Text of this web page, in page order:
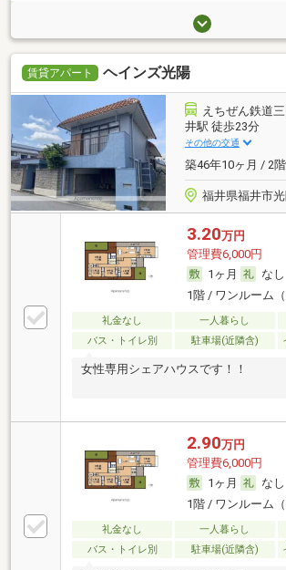
賃貸アパート ヘインズ光陽
えちぜん鉄道
井駅 徒歩23分
その他の交通
築46年10ヶ月 / 2
福井県福井市
3.20万円
管理費6,000円
1ヶ月
なし
1階 / ワンルーム
礼金なし 一人暮らし
バス・トイレ別
駐車場(近隣含)
女性専用シェアハウスです！！
2.90万円
管理費6,000円
1ヶ月
なし
1階 / ワンルーム
礼金なし 一人暮らし
バス・トイレ別
駐車場(近隣含)